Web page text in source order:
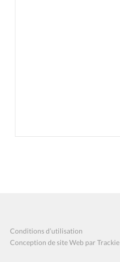
Conditions d’utilisation
Conception de site Web par Trackie